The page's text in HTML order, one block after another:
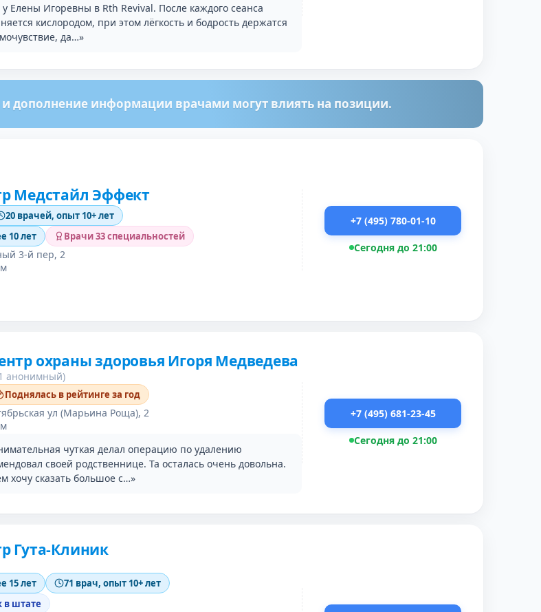
у Елены Игоревны в Rth Revival. После каждого сеанса
кислородом, при этом лёгкость и бодрость держатся
да…»
дополнение информации врачами могут влиять на позиции.
Медстайл Эффект
20 врачей, опыт 10+ лет
10 лет
Врачи 33 специальностей
3-й пер, 2
+7 (495) 780-01-10
Сегодня до 21:00
охраны здоровья Игоря Медведева
анонимный)
Поднялась в рейтинге за год
ул (Марьина Роща), 2
чуткая делал операцию по удалению
своей родственнице. Та осталась очень довольна.
хочу сказать большое с…»
+7 (495) 681-23-45
Сегодня до 21:00
Гута-Клиник
15 лет
71 врач, опыт 10+ лет
в штате